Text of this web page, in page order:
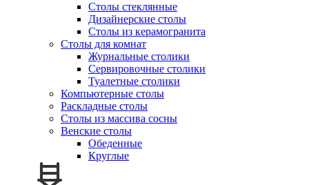
Столы стеклянные
Дизайнерские столы
Столы из керамогранита
Столы для комнат
Журнальные столики
Сервировочные столики
Туалетные столики
Компьютерные столы
Раскладные столы
Столы из массива сосны
Венские столы
Обеденные
Круглые